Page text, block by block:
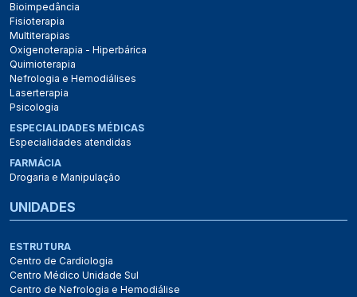
Bioimpedância
Fisioterapia
Multiterapias
Oxigenoterapia - Hiperbárica
Quimioterapia
Nefrologia e Hemodiálises
Laserterapia
Psicologia
ESPECIALIDADES MÉDICAS
Especialidades atendidas
FARMÁCIA
Drogaria e Manipulação
UNIDADES
ESTRUTURA
Centro de Cardiologia
Centro Médico Unidade Sul
Centro de Nefrologia e Hemodiálise